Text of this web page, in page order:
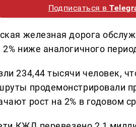
Подписаться в
железная дорога
2% ниже аналогичного
234,44 тысячи человек,
продемонстрировали
рост на 2% в годовом